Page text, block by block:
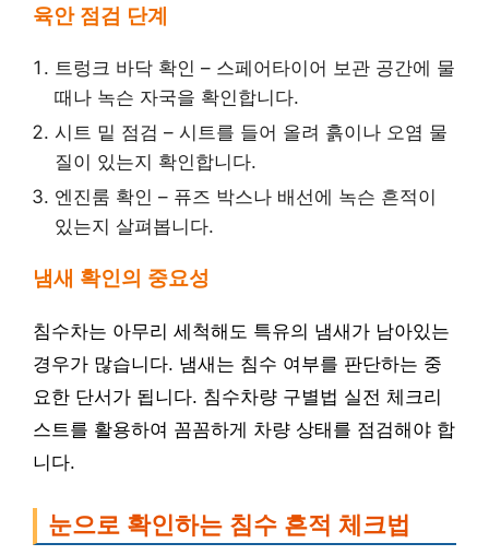
육안 점검 단계
트렁크 바닥 확인 – 스페어타이어 보관 공간에 물
때나 녹슨 자국을 확인합니다.
시트 밑 점검 – 시트를 들어 올려 흙이나 오염 물
질이 있는지 확인합니다.
엔진룸 확인 – 퓨즈 박스나 배선에 녹슨 흔적이
있는지 살펴봅니다.
냄새 확인의 중요성
침수차는 아무리 세척해도 특유의 냄새가 남아있는
경우가 많습니다. 냄새는 침수 여부를 판단하는 중
요한 단서가 됩니다. 침수차량 구별법 실전 체크리
스트를 활용하여 꼼꼼하게 차량 상태를 점검해야 합
니다.
눈으로 확인하는 침수 흔적 체크법